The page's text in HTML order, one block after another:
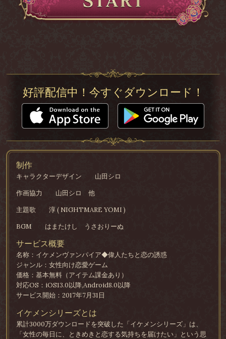
好評配信中！今すぐダウンロード！
制作
キャラクターデザイン
山田シロ
作画協力
山田シロ 他
主題歌
淳 ( NIGHTMARE YOMI )
BGM
はまたけし うさおりーぬ
サービス概要
名称：イケメンヴァンパイア◆偉人たちと恋の誘惑
ジャンル：女性向け恋愛ゲーム
価格：基本無料（アイテム課金あり）
対応OS：iOS13.0以降,Android8.0以降
サービス開始：2017年7月31日
イケメンシリーズとは
累計3000万ダウンロードを突破した「イケメンシリーズ」は、
「女性の毎日に、ときめきと恋する気持ちを届けたい」という思